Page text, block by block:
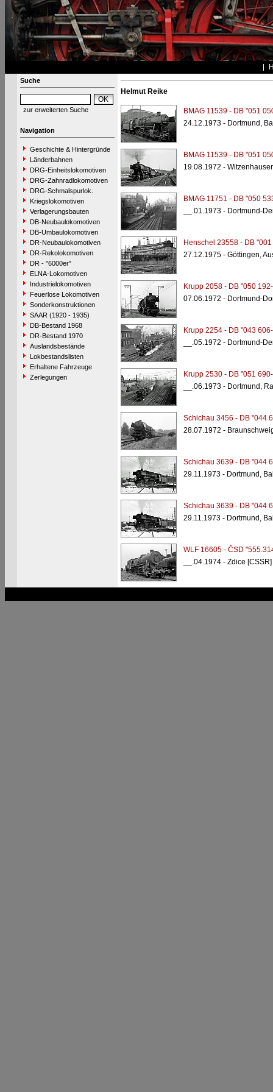
Suche
zur erweiterten Suche
Navigation
Geschichte & Hintergründe
Länderbahnen
DRG-Einheitslokomotiven
DRG-Zahnradlokomotiven
DRG-Schmalspurlok.
Kriegslokomotiven
Verlagerungsbauten
DB-Neubaulokomotiven
DB-Umbaulokomotiven
DR-Neubaulokomotiven
DR-Rekolokomotiven
DR - "6000er"
ELNA-Lokomotiven
Industrielokomotiven
Feuerlose Lokomotiven
Sonderkonstruktionen
SAAR (1920 - 1935)
DB-Bestand 1968
DR-Bestand 1970
Auslandsbestände
Lokbestandslisten
Erhaltene Fahrzeuge
Zerlegungen
Helmut Reike
BMAG 11539 - DB "051
24.12.1973 - Dortmund,
BMAG 11539 - DB "051
19.08.1972 -
BMAG 11751 - DB "050
__.01.1973 - Dortmund-
Henschel 23558 - DB
27.12.1975 - Göttingen,
Krupp 2058 - DB "050
07.06.1972 - Dortmund-
Krupp 2254 - DB "043
__.05.1972 - Dortmund-
Krupp 2530 - DB "051
__.06.1973 - Dortmund,
Schichau 3456 - DB "044
28.07.1972 -
Schichau 3639 - DB "044
29.11.1973 - Dortmund,
Schichau 3639 - DB "044
29.11.1973 - Dortmund,
WLF 16605 - ČSD
__.04.1974 - Zdice [CSSR]